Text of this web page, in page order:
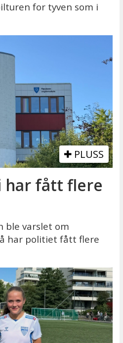
for tyven som i
PLUSS
har fått flere
ble varslet om
har politiet fått flere